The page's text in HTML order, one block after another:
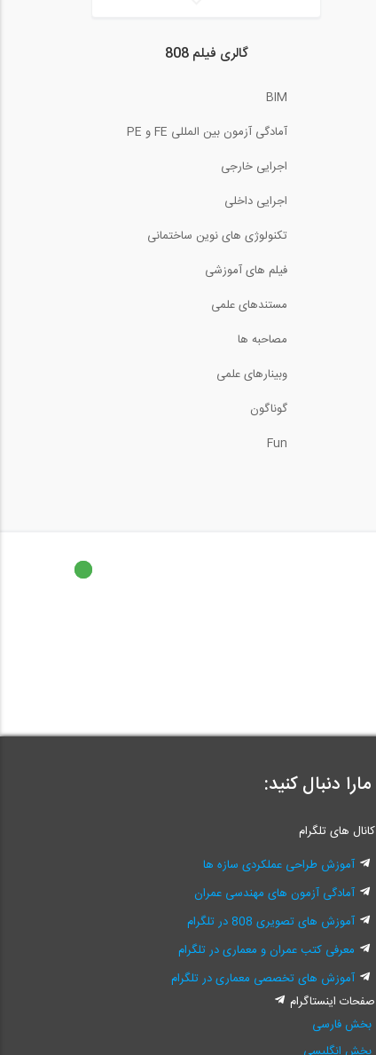
How to modify creep...
3:02
بخشی از فیلم آموزش
behaviour...
دوبله شده فارسی...
طراحی معماری- قسمت...
گالری فیلم 808
BIM
آمادگی آزمون بین المللی FE و PE
اجرایی خارجی
اجرایی داخلی
تکنولوژی های نوین ساختمانی
فیلم های آموزشی
مستندهای علمی
مصاحبه ها
وبینارهای علمی
گوناگون
Fun
مارا دنبال کنید:
کانال های تلگرام
آموزش طراحی عملکردی سازه ها
آمادگی آزمون های مهندسی عمران
آموزش های تصویری 808 در تلگرام
معرفی کتب عمران و معماری در تلگرام
آموزش های تخصصی معماری در تلگرام
صفحات اینستاگرام
بخش فارسی